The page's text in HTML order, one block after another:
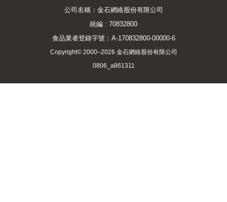
公司名稱：金石網絡股份有限公司
統編 : 70832800
食品業者登錄字號：A-170832800-00000-6
Copyright© 2000–2026 金石網絡股份有限公司
0806_a861311